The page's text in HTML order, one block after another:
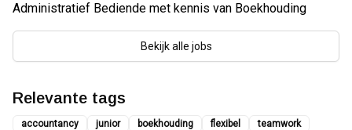
Administratief Bediende met kennis van Boekhouding
Bekijk alle jobs
Relevante tags
accountancy junior boekhouding flexibel teamwork